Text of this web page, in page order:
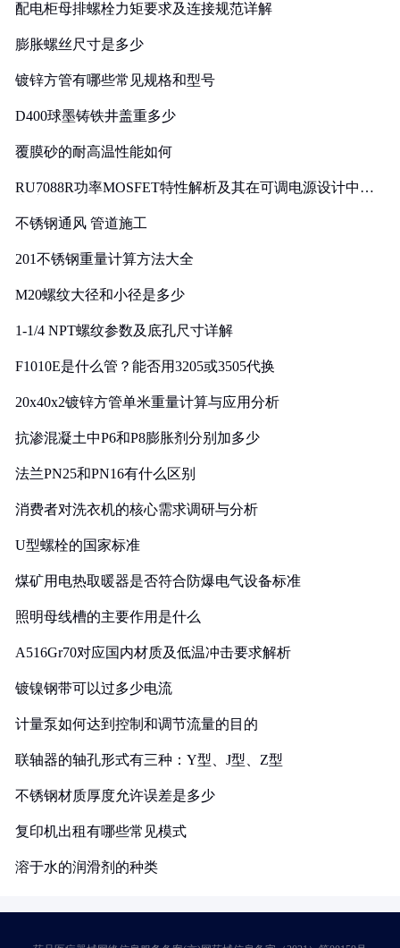
配电柜母排螺栓力矩要求及连接规范详解
膨胀螺丝尺寸是多少
镀锌方管有哪些常见规格和型号
D400球墨铸铁井盖重多少
覆膜砂的耐高温性能如何
RU7088R功率MOSFET特性解析及其在可调电源设计中的
不锈钢通风 管道施工
201不锈钢重量计算方法大全
M20螺纹大径和小径是多少
1-1/4 NPT螺纹参数及底孔尺寸详解
F1010E是什么管？能否用3205或3505代换
20x40x2镀锌方管单米重量计算与应用分析
抗渗混凝土中P6和P8膨胀剂分别加多少
法兰PN25和PN16有什么区别
消费者对洗衣机的核心需求调研与分析
U型螺栓的国家标准
煤矿用电热取暖器是否符合防爆电气设备标准
照明母线槽的主要作用是什么
A516Gr70对应国内材质及低温冲击要求解析
镀镍钢带可以过多少电流
计量泵如何达到控制和调节流量的目的
联轴器的轴孔形式有三种：Y型、J型、Z型
不锈钢材质厚度允许误差是多少
复印机出租有哪些常见模式
溶于水的润滑剂的种类